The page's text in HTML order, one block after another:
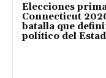
Elecciones
Connecticut
batalla que
político del